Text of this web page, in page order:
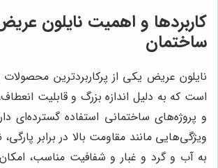
کاربردها و اهمیت نایلون
ساختمان
نایلون عریض یکی از پرکاربردترین محصولات
است که به دلیل اندازه بزرگ و قابلیت
و پروژه‌های ساختمانی استفاده گسترده‌ای
ویژگی‌هایی مانند مقاومت بالا در برابر
به آب و گرد و غبار و شفافیت مناسب،